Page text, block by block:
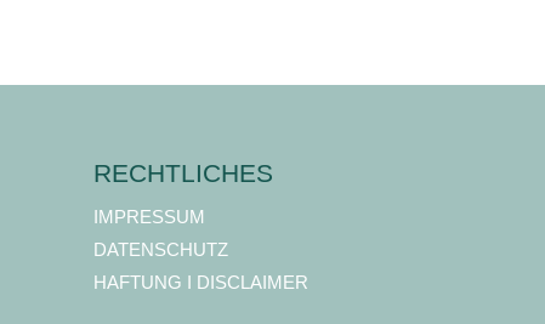
RECHTLICHES
IMPRESSUM
DATENSCHUTZ
HAFTUNG I DISCLAIMER